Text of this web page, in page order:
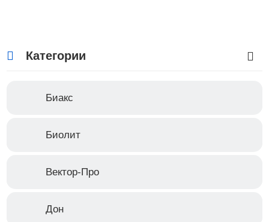
312 руб.
1 отзыв
Категории
Биакс
Биолит
Вектор-Про
Дон